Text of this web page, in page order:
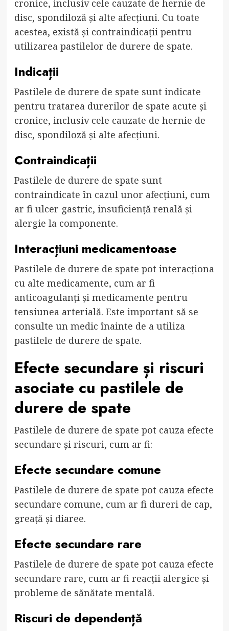
cronice, inclusiv cele cauzate de hernie de
disc, spondiloză și alte afecțiuni. Cu toate
acestea, există și contraindicații pentru
utilizarea pastilelor de durere de spate.
Indicații
Pastilele de durere de spate sunt indicate
pentru tratarea durerilor de spate acute și
cronice, inclusiv cele cauzate de hernie de
disc, spondiloză și alte afecțiuni.
Contraindicații
Pastilele de durere de spate sunt
contraindicate în cazul unor afecțiuni, cum
ar fi ulcer gastric, insuficiență renală și
alergie la componente.
Interacțiuni medicamentoase
Pastilele de durere de spate pot interacționa
cu alte medicamente, cum ar fi
anticoagulanți și medicamente pentru
tensiunea arterială. Este important să se
consulte un medic înainte de a utiliza
pastilele de durere de spate.
Efecte secundare și riscuri
asociate cu pastilele de
durere de spate
Pastilele de durere de spate pot cauza efecte
secundare și riscuri, cum ar fi:
Efecte secundare comune
Pastilele de durere de spate pot cauza efecte
secundare comune, cum ar fi dureri de cap,
greață și diaree.
Efecte secundare rare
Pastilele de durere de spate pot cauza efecte
secundare rare, cum ar fi reacții alergice și
probleme de sănătate mentală.
Riscuri de dependență